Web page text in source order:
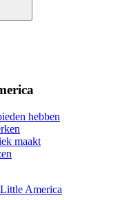
hebben
maakt
America
hebben
maakt
America